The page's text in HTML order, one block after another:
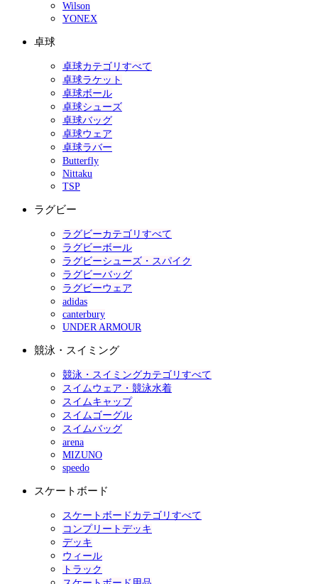
Wilson
YONEX
卓球
卓球カテゴリすべて
卓球ラケット
卓球ボール
卓球シューズ
卓球バッグ
卓球ウェア
卓球ラバー
Butterfly
Nittaku
TSP
ラグビー
ラグビーカテゴリすべて
ラグビーボール
ラグビーシューズ・スパイク
ラグビーバッグ
ラグビーウェア
adidas
canterbury
UNDER ARMOUR
競泳・スイミング
競泳・スイミングカテゴリすべて
スイムウェア・競泳水着
スイムキャップ
スイムゴーグル
スイムバッグ
arena
MIZUNO
speedo
スケートボード
スケートボードカテゴリすべて
コンプリートデッキ
デッキ
ウィール
トラック